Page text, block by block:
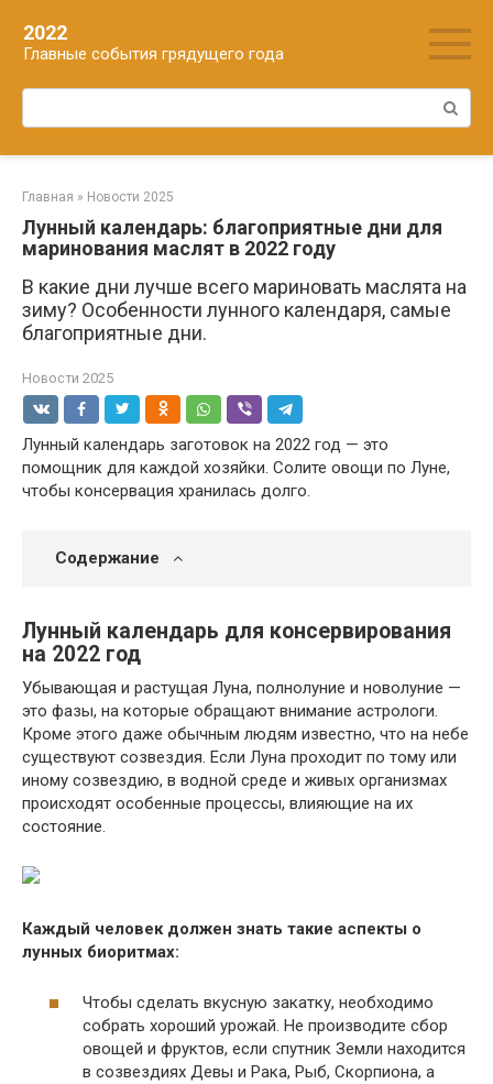
контенту
2022
Главные события грядущего года
Главная » Новости 2025
Лунный календарь: благоприятные дни для
маринования маслят в 2022 году
В какие дни лучше всего мариновать маслята на
зиму? Особенности лунного календаря, самые
благоприятные дни.
Новости 2025
Лунный календарь заготовок на 2022 год — это
помощник для каждой хозяйки. Солите овощи по Луне,
чтобы консервация хранилась долго.
Содержание
Лунный календарь для консервирования
на 2022 год
Убывающая и растущая Луна, полнолуние и новолуние —
это фазы, на которые обращают внимание астрологи.
Кроме этого даже обычным людям известно, что на небе
существуют созвездия. Если Луна проходит по тому или
иному созвездию, в водной среде и живых организмах
происходят особенные процессы, влияющие на их
состояние.
Каждый человек должен знать такие аспекты о
лунных биоритмах:
Чтобы сделать вкусную закатку, необходимо
собрать хороший урожай. Не производите сбор
овощей и фруктов, если спутник Земли находится
в созвездиях Девы и Рака, Рыб, Скорпиона, а